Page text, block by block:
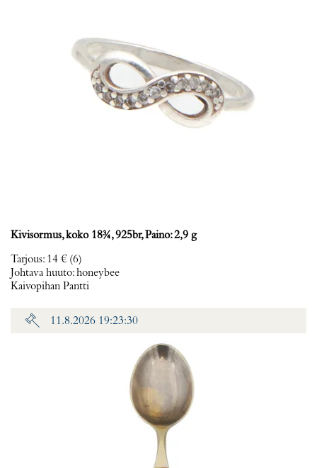
Kivisormus, koko 18¾, 925br, Paino: 2,9 g
Tarjous: 14 € (6)
Johtava huuto:honeybee
Kaivopihan Pantti
11.8.2026 19:23:30